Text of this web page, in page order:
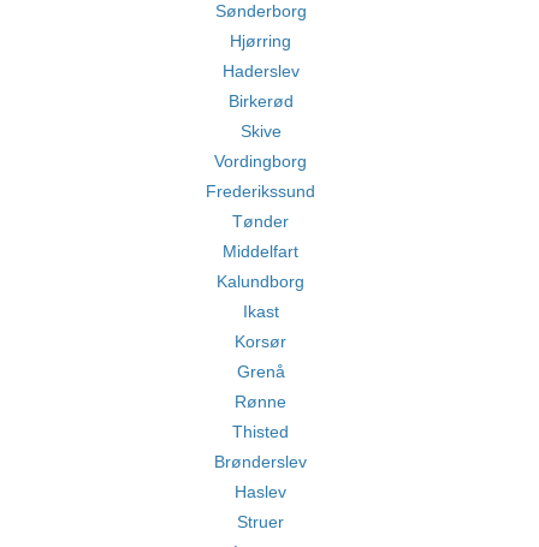
Sønderborg
Hjørring
Haderslev
Birkerød
Skive
Vordingborg
Frederikssund
Tønder
Middelfart
Kalundborg
Ikast
Korsør
Grenå
Rønne
Thisted
Brønderslev
Haslev
Struer